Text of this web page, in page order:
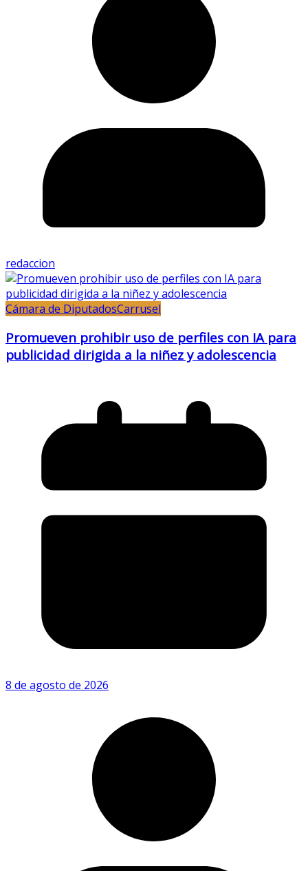
redaccion
Cámara de DiputadosCarrusel
Promueven prohibir uso de perfiles con IA para
publicidad dirigida a la niñez y adolescencia
8 de agosto de 2026